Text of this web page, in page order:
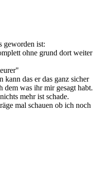
geworden ist:
ohne grund dort weiter
kann das er das ganz sicher
was ihr mir gesagt habt.
mehr ist schade.
mal schauen ob ich noch